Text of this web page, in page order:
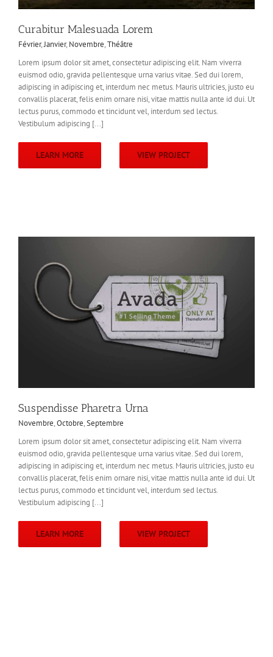
Curabitur Malesuada Lorem
Février,Janvier, Novembre,Théâtre
Lorem ipsum dolor sit amet, consectetur adipiscing elit. Nam viverra
euismod odio, gravida pellentesque urna varius vitae. Sed dui lorem,
adipiscing in adipiscing et, interdum nec metus. Mauris ultricies, justo eu
convallis placerat, felis enim ornare nisi, vitae mattis nulla ante id dui. Ut
lectus purus, commodo et tincidunt vel, interdum sed lectus.
Vestibulum adipiscing [...]
LEARN MORE VIEW PROJECT
Suspendisse Pharetra Urna
Novembre,Octobre,Septembre
Lorem ipsum dolor sit amet, consectetur adipiscing elit. Nam viverra
euismod odio, gravida pellentesque urna varius vitae. Sed dui lorem,
adipiscing in adipiscing et, interdum nec metus. Mauris ultricies, justo eu
convallis placerat, felis enim ornare nisi, vitae mattis nulla ante id dui. Ut
lectus purus, commodo et tincidunt vel, interdum sed lectus.
Vestibulum adipiscing [...]
LEARN MORE VIEW PROJECT